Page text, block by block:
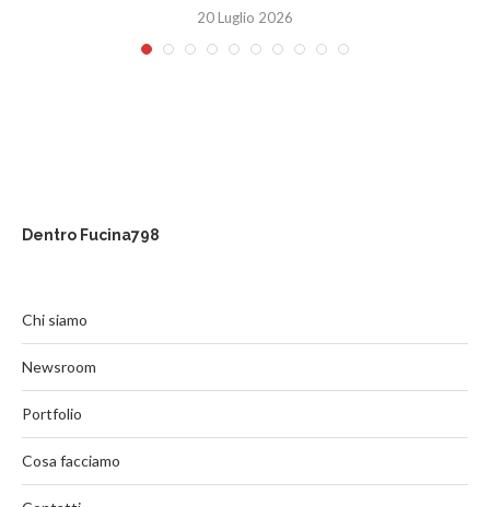
20 Luglio 2026
Dentro Fucina798
Chi siamo
Newsroom
Portfolio
Cosa facciamo